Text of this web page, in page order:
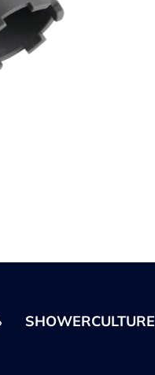
SHOWERCULTURE